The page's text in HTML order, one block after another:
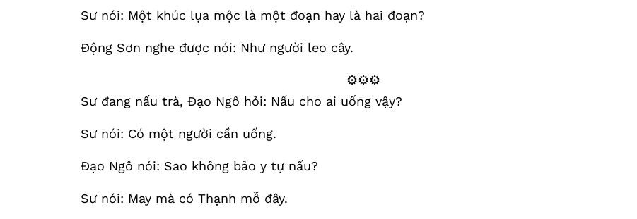
Sư nói: Một khúc lụa mộc là một đoạn hay là hai đoạn?
Động Sơn nghe được nói: Như người leo cây.
⚙️⚙️⚙️
Sư đang nấu trà, Đạo Ngô hỏi: Nấu cho ai uống vậy?
Sư nói: Có một người cần uống.
Đạo Ngô nói: Sao không bảo y tự nấu?
Sư nói: May mà có Thạnh mỗ đây.